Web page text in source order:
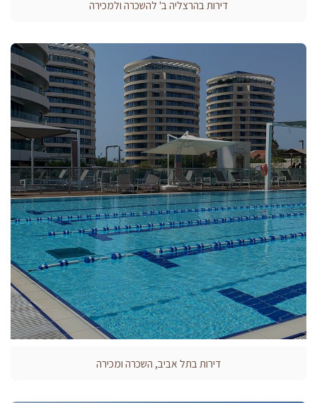
דירות בהרצליה ב' להשכרה ולמכירה
דירות בתל אביב, השכרה ומכירה